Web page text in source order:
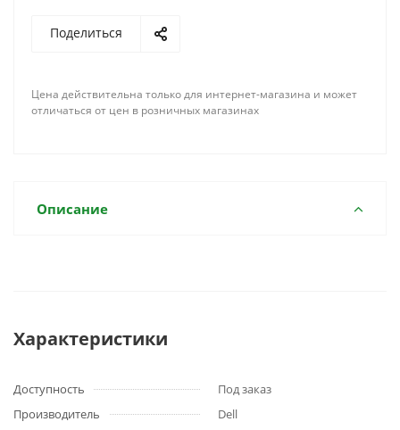
Поделиться
Цена действительна только для интернет-магазина и может
отличаться от цен в розничных магазинах
Описание
Характеристики
Доступность
Под заказ
Производитель
Dell